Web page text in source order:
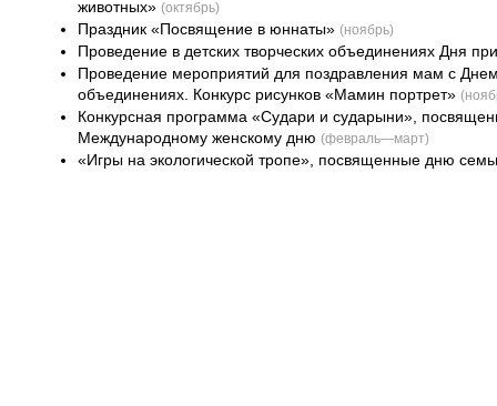
животных» (октябрь)
Праздник «Посвящение в юннаты» (ноябрь)
Проведение в детских творческих объединениях Дня
Проведение мероприятий для поздравления мам с Днем
объединениях. Конкурс рисунков «Мамин портрет»
Конкурсная программа «Судари и сударыни»,
Международному женскому дню (февраль—март)
«Игры на экологической тропе», посвященные дню